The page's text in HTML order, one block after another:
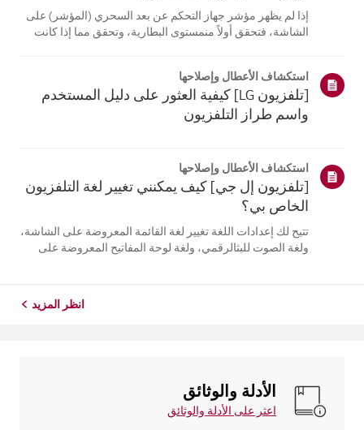
إذا لم يظهر مؤشر جهاز التحكم عن بعد السحري (المؤشر) على
الشاشة، فتحقق أولاً منمستوى البطارية، وتحقق مما إذا كانت
التلفزيون. أعد تسج...
استكشاف الأعطال وإصلاحها
[تلفزيون LG] كيفية العثور على دليل المستخدم
واسم طراز التلفزيون
استكشاف الأعطال وإصلاحها
[تلفزيون إل جي] كيف يمكنني تغيير لغة التلفزيون
الخاص بي؟
تتيح لك إعدادات اللغة تغيير لغة القائمة المعروضة على الشاشة،
ولغة الصوت للبثالرقمي، ولغة لوحة المفاتيح المعروضة على
انظر المزيد
الأدلة والوثائق
اعثر على الأدلة والوثائق